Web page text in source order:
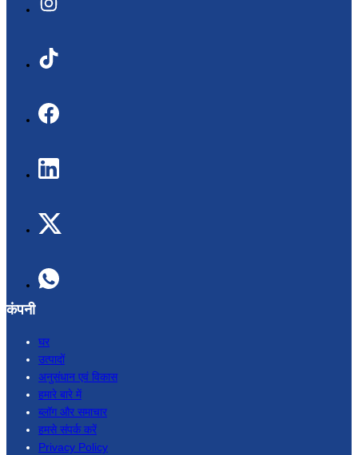
कंपनी
घर
उत्पादों
अनुसंधान एवं विकास
हमारे बारे में
ब्लॉग और समाचार
हमसे संपर्क करें
Privacy Policy